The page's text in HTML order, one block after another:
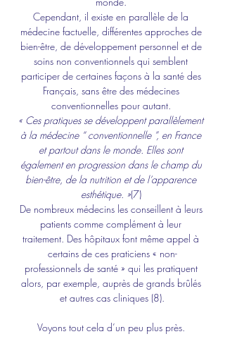
Cependant, il existe en parallèle de la
médecine factuelle, différentes approches de
bien-être, de développement personnel et de
soins non conventionnels qui semblent
participer de certaines façons à la santé des
Français, sans être des médecines
conventionnelles pour autant.
« Ces pratiques se développent parallèlement
à la médecine “ conventionnelle ”, en France
et partout dans le monde. Elles sont
également en progression dans le champ du
bien-être, de la nutrition et de l’apparence
esthétique. »(7)
De nombreux médecins les conseillent à leurs
patients comme complément à leur
traitement. Des hôpitaux font même appel à
certains de ces praticiens « non-
professionnels de santé » qui les pratiquent
alors, par exemple, auprès de grands brûlés
et autres cas cliniques (8).
Voyons tout cela d’un peu plus près.